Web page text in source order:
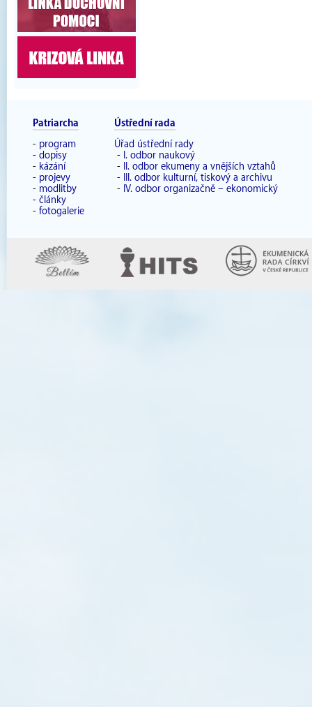
Patriarcha
- program
- dopisy
- kázání
- projevy
- modlitby
- články
- fotogalerie
Ústřední rada
Úřad ústřední rady
- I. odbor naukový
-
II. odbor ekumeny a vnějších vztahů
-
III. odbor kulturní, tiskový a archivu
- IV. odbor organizačně – ekonomický